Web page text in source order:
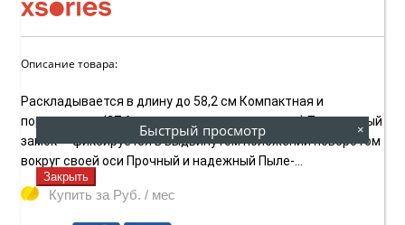
Описание товара:
Раскладывается в длину до 58,2 см Компактная и
портативная (27,6 см в сложенном состоянии) Поворотный
замок — фиксируется в выдвинутом положении поворотом
вокруг своей оси Прочный и надежный Пыле-...
Купить за Руб. / мес
Быстрый просмотр ×
Закрыть